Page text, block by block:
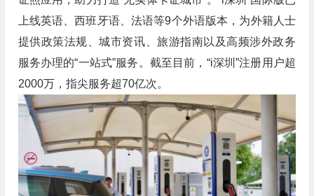
上线英语、西班牙语、法语等9个外语版本，为外籍人士
提供政策法规、城市资讯、旅游指南以及高频涉外政务
服务办理的“一站式”服务。截至目前，“i深圳”注册用户超
2000万，指尖服务超70亿次。